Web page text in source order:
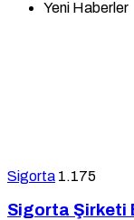
Yeni Haberler
Sigorta 1.175
Sigorta Şirketi